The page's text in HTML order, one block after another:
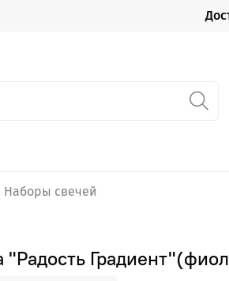
Наборы свечей
"Радость